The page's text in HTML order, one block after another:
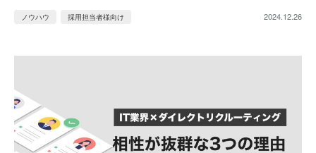
ノウハウ 採用担当者様向け 2024.12.26